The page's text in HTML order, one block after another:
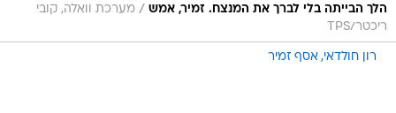
הלך הבייתה בלי לברך את המנצח. זמיר, אמש / מערכת וואלה, קובי
ריכטר/TPS
רון חולדאי אסף זמיר